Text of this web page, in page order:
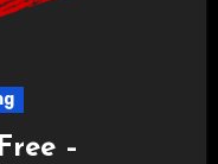
–